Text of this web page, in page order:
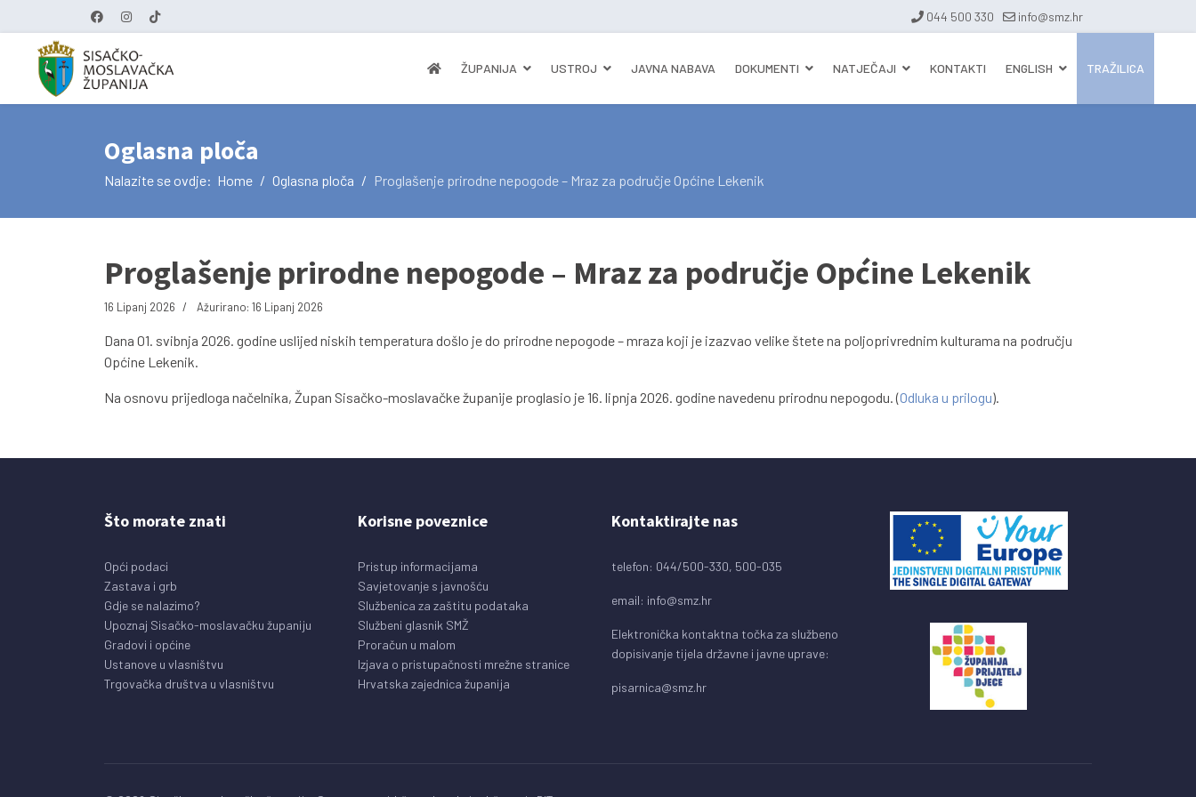
044 500 330 info@smz.hr
ŽUPANIJA USTROJ JAVNA NABAVA DOKUMENTI NATJEČAJI KONTAKTI ENGLISH TRAŽILICA
Oglasna ploča
Nalazite se ovdje: Home Oglasna ploča Proglašenje prirodne nepogode – Mraz za područje Općine Lekenik
Proglašenje prirodne nepogode – Mraz za područje Općine Lekenik
16 Lipanj 2026 Ažurirano: 16 Lipanj 2026
Dana 01. svibnja 2026. godine uslijed niskih temperatura došlo je do prirodne nepogode – mraza koji je izazvao velike štete na poljoprivrednim kulturama na području
Općine Lekenik.
Na osnovu prijedloga načelnika, Župan Sisačko-moslavačke županije proglasio je 16. lipnja 2026. godine navedenu prirodnu nepogodu. (Odluka u prilogu).
Što morate znati
Opći podaci
Zastava i grb
Gdje se nalazimo?
Upoznaj Sisačko-moslavačku županiju
Gradovi i općine
Ustanove u vlasništvu
Trgovačka društva u vlasništvu
Korisne poveznice
Pristup informacijama
Savjetovanje s javnošću
Službenica za zaštitu podataka
Službeni glasnik SMŽ
Proračun u malom
Izjava o pristupačnosti mrežne stranice
Hrvatska zajednica županija
Kontaktirajte nas
telefon: 044/500-330, 500-035
email: info@smz.hr
Elektronička kontaktna točka za službeno
dopisivanje tijela državne i javne uprave:
pisarnica@smz.hr